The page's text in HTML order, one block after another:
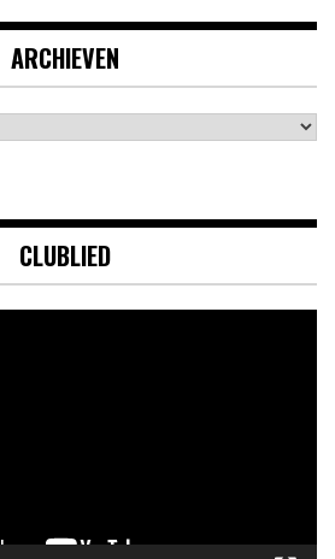
ARCHIEVEN
CLUBLIED